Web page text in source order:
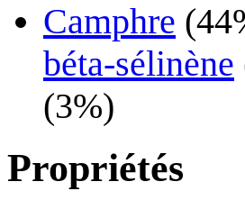
Camphre
béta-sélinène
(3%)
Propriétés